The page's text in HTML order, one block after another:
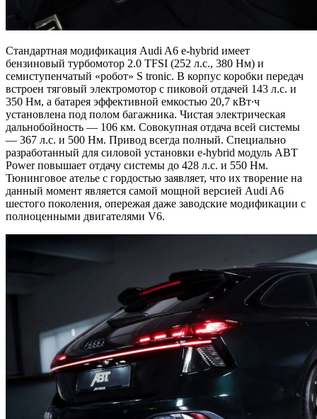
Стандартная модификация Audi A6 e-hybrid имеет
бензиновый турбомотор 2.0 TFSI (252 л.с., 380 Нм) и
семиступенчатый «робот» S tronic. В корпус коробки передач
встроен тяговый электромотор с пиковой отдачей 143 л.с. и
350 Нм, а батарея эффективной емкостью 20,7 кВт∙ч
установлена под полом багажника. Чистая электрическая
дальнобойность — 106 км. Совокупная отдача всей системы
— 367 л.с. и 500 Нм. Привод всегда полный. Специально
разработанный для силовой установки e-hybrid модуль ABT
Power повышает отдачу системы до 428 л.с. и 550 Нм.
Тюнинговое ателье с гордостью заявляет, что их творение на
данный момент является самой мощной версией Audi A6
шестого поколения, опережая даже заводские модификации с
полноценными двигателями V6.